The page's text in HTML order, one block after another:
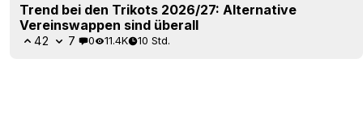
Trend bei den Trikots 2026/27: Alternative
Vereinswappen sind überall
42 7 0 11.4K 10 Std.